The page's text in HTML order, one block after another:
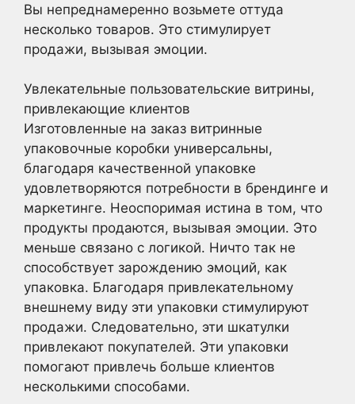
Вы непреднамеренно возьмете оттуда
несколько товаров. Это стимулирует
продажи, вызывая эмоции.
Увлекательные пользовательские витрины,
привлекающие клиентов
Изготовленные на заказ витринные
упаковочные коробки универсальны,
благодаря качественной упаковке
удовлетворяются потребности в брендинге и
маркетинге. Неоспоримая истина в том, что
продукты продаются, вызывая эмоции. Это
меньше связано с логикой. Ничто так не
способствует зарождению эмоций, как
упаковка. Благодаря привлекательному
внешнему виду эти упаковки стимулируют
продажи. Следовательно, эти шкатулки
привлекают покупателей. Эти упаковки
помогают привлечь больше клиентов
несколькими способами.